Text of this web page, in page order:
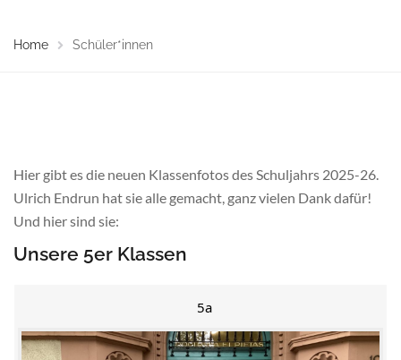
Home Schüler*innen
Hier gibt es die neuen Klassenfotos des Schuljahrs 2025-26.
Ulrich Endrun hat sie alle gemacht, ganz vielen Dank dafür!
Und hier sind sie:
Unsere 5er Klassen
5a